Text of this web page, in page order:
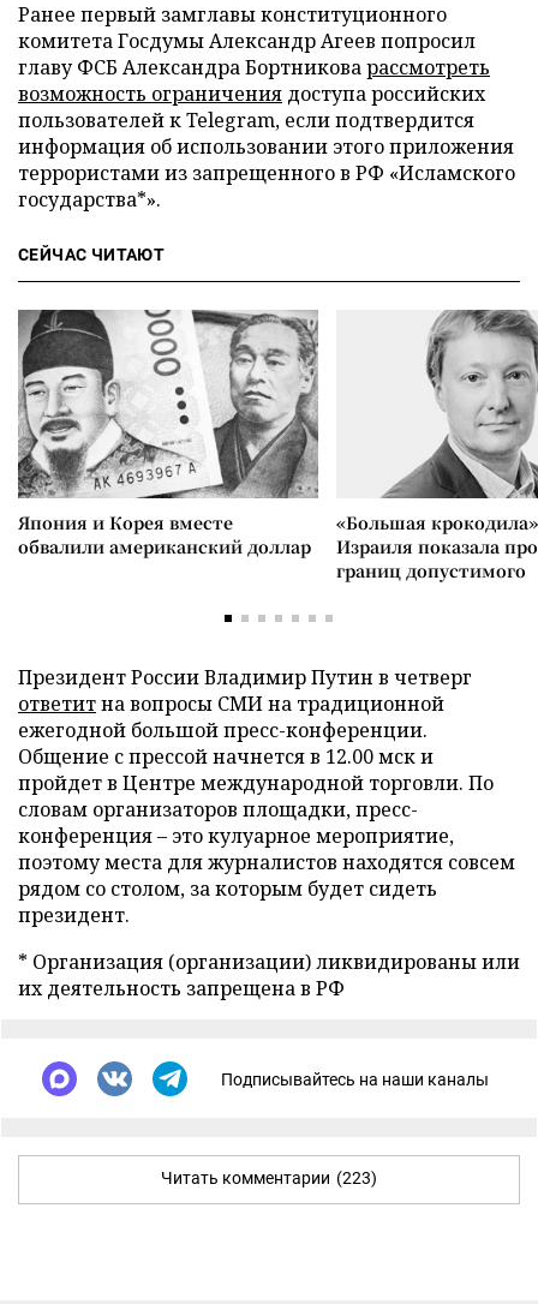
Ранее первый замглавы конституционного
комитета Госдумы Александр Агеев попросил
главу ФСБ Александра Бортниковарассмотреть
возможность ограничения доступа российских
пользователей к Telegram, если подтвердится
информация об использовании этого приложения
террористами из запрещенного в РФ «Исламского
государства*».
СЕЙЧАС ЧИТАЮТ
Япония и Корея вместе
обвалили американский доллар
«Большая
Израиля показала
границ допустимого
Президент России Владимир Путин в четверг
ответитна вопросы СМИ на традиционной
ежегодной большой пресс-конференции.
Общение с прессой начнется в 12.00 мск и
пройдет в Центре международной торговли. По
словам организаторов площадки, пресс-
конференция – это кулуарное мероприятие,
поэтому места для журналистов находятся совсем
рядом со столом, за которым будет сидеть
президент.
* Организация (организации) ликвидированы или
их деятельность запрещена в РФ
Подписывайтесь на наши каналы
Читать комментарии (223)